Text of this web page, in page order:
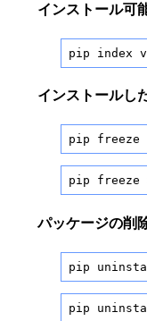
インストール可
pip index
インストールし
pip freeze
pip freeze
パッケージの削
pip uninstall
pip